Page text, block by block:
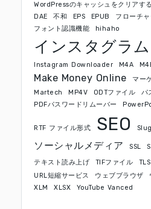
WordPressのキャッシュをクリアする
DAE
不和 EPS EPUB
フローチ
フォント認識機能
hihaho
インスタグラム
Instagram Downloader M4A
Make Money Online
マー
Martech
MP4V ODTファイル
パ
PDFパスワードリムーバー
RTF ファイル形式 SEO Slug
ソーシャルメディア SSL
テキスト読み上げ
TIFファイル TLS
URL短縮サービス ウェブブラウザ
XLM
XLSX YouTube Vanced